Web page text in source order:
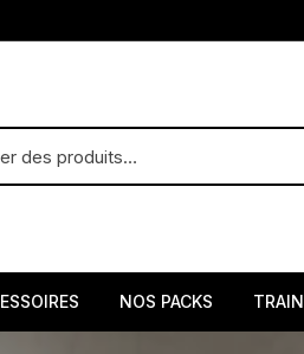
NOS PACKS